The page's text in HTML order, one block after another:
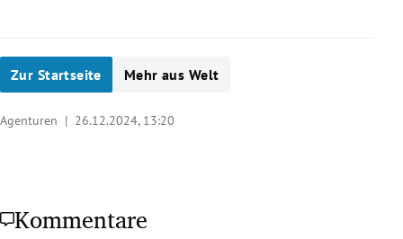
Zur Startseite Mehr aus Welt
Agenturen | 26.12.2024, 13:20
Kommentare